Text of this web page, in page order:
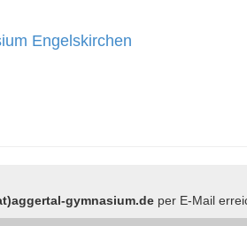
Engelskirchen
gymnasium.de per E-Mail